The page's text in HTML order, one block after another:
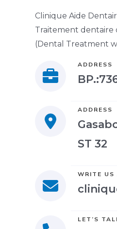
Clinique Aide
Traitement dentaire
(Dental Treatment
ADDRESS
ADDRESS
ST 32
WRITE US
LET’S